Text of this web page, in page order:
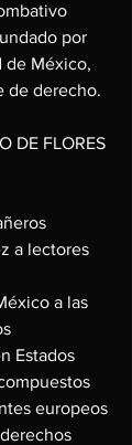
por
de México,
de derecho.
DE FLORES
a lectores
a las
Estados
europeos